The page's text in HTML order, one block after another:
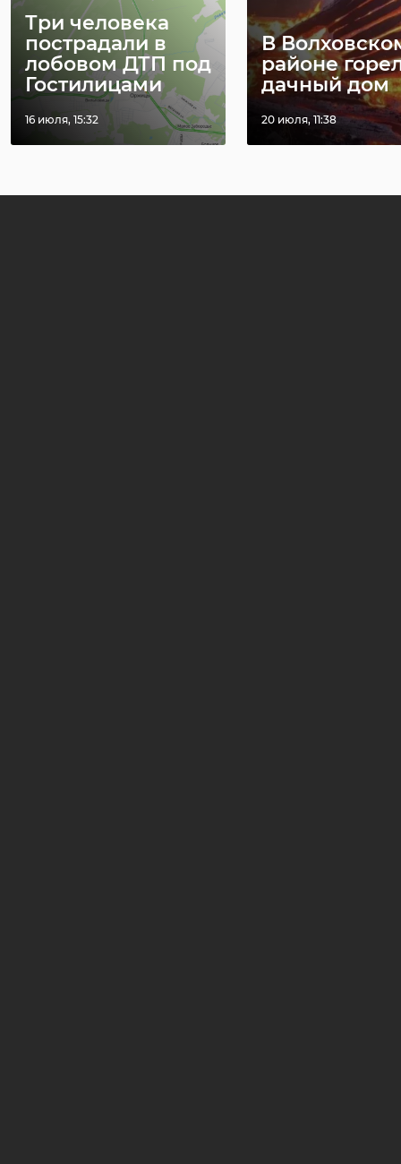
Три человека
пострадали в
лобовом ДТП под
Гостилицами
16 июля, 15:32
В
районе
дачный дом
20 июля, 11:38